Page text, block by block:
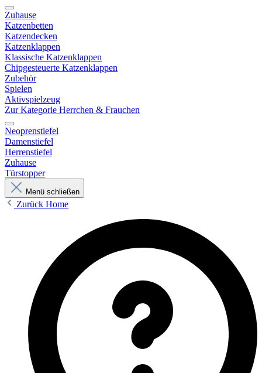
Zuhause
Katzenbetten
Katzendecken
Katzenklappen
Klassische Katzenklappen
Chipgesteuerte Katzenklappen
Zubehör
Spielen
Aktivspielzeug
Zur Kategorie Herrchen & Frauchen
Neoprenstiefel
Damenstiefel
Herrenstiefel
Zuhause
Türstopper
Menü schließen
Zurück Home